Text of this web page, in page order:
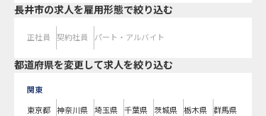
長井市の求人を雇用形態で絞り込む
正社員 契約社員 パート・アルバイト
都道府県を変更して求人を絞り込む
関東
東京都 神奈川県 埼玉県 千葉県 茨城県 栃木県 群馬県